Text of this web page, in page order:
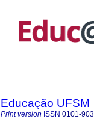
Educação UFSM
Print version ISSN 0101-